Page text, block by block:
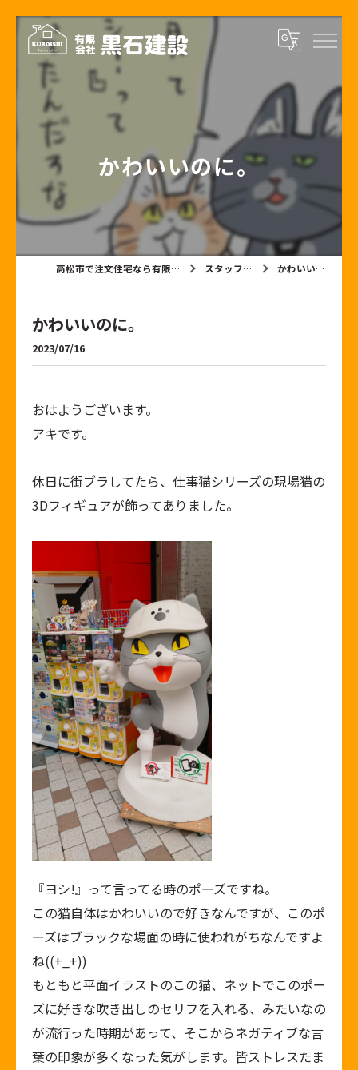
かわいいのに。
高松市で注文住宅なら有限会社黒石建設 スタッフブログ かわいいのに。
かわいいのに。
2023/07/16
おはようございます。
アキです。
休日に街ブラしてたら、仕事猫シリーズの現場猫の
3Dフィギュアが飾ってありました。
『ヨシ!』って言ってる時のポーズですね。
この猫自体はかわいいので好きなんですが、このポ
ーズはブラックな場面の時に使われがちなんですよ
ね((+_+))
もともと平面イラストのこの猫、ネットでこのポー
ズに好きな吹き出しのセリフを入れる、みたいなの
が流行った時期があって、そこからネガティブな言
葉の印象が多くなった気がします。皆ストレスたま